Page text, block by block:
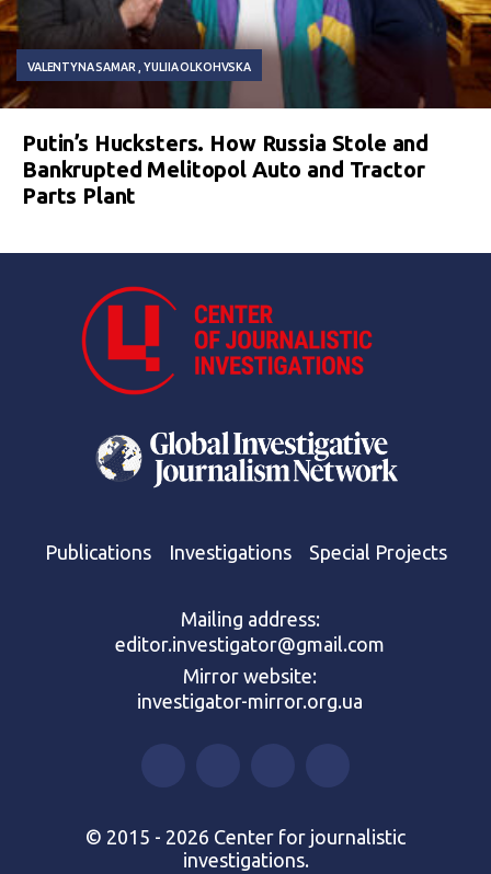
VALENTYNA SAMAR YULIIA OLKOHVSKA
Putin’s Hucksters. How Russia Stole and
Bankrupted Melitopol Auto and Tractor
Parts Plant
Publications Investigations Special Projects
Mailing address:
editor.investigator@gmail.com
Mirror website:
investigator-mirror.org.ua
© 2015 - 2026 Center for journalistic
investigations.